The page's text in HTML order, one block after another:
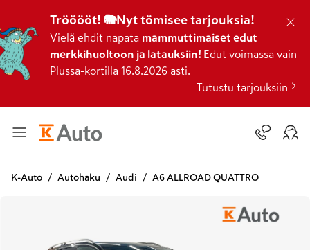
Trööööt! 🐘Nyt tömisee tarjouksia!
Vielä ehdit napata mammuttimaiset edut
merkkihuoltoon ja latauksiin! Edut voimassa vain
Plussa-kortilla 16.8.2026 asti.
Tutustu tarjouksiin
K-Auto Autohaku Audi A6 ALLROAD QUATTRO